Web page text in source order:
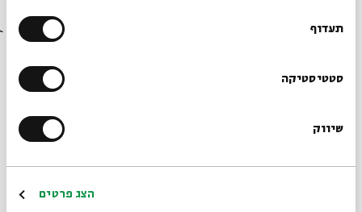
תעדוף
סטטיסטיקה
שיווק
הצג פרטים
העגלה נוסעת אין עצור